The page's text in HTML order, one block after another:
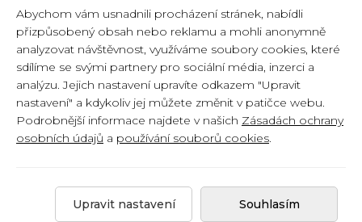
Zbraně a střelivo Karviná
Zámecká 99,
Karviná - Fryštát,
733 01
IČ: 65900634
DIČ: CZ6358030426
Copyright © 2026 byZbranekarvina.cz.
Created by
Abychom vám usnadnili procházení stránek, nabídli
přizpůsobený obsah nebo reklamu a mohli anonymně
analyzovat návštěvnost, využíváme soubory cookies, které
sdílíme se svými partnery pro sociální média, inzerci a
analýzu. Jejich nastavení upravíte odkazem "Upravit
nastavení" a kdykoliv jej můžete změnit v patičce webu.
Podrobnější informace najdete v našich Zásadách ochrany
osobních údajů a používání souborů cookies.
Souhlasím
Upravit nastavení